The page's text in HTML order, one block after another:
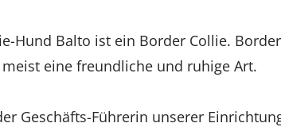
Hund Balto ist ein Border Collie.
eine freundliche und ruhige Art.
Geschäfts-Führerin unserer